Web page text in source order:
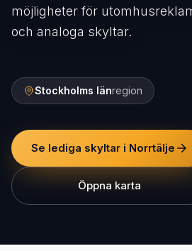
möjligheter för
och analoga skyltar.
Stockholms länregion
Se lediga skyltar i Norrtälje
Öppna karta